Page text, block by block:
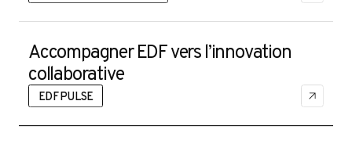
Accompagner EDF vers l’innovation
collaborative
EDF PULSE